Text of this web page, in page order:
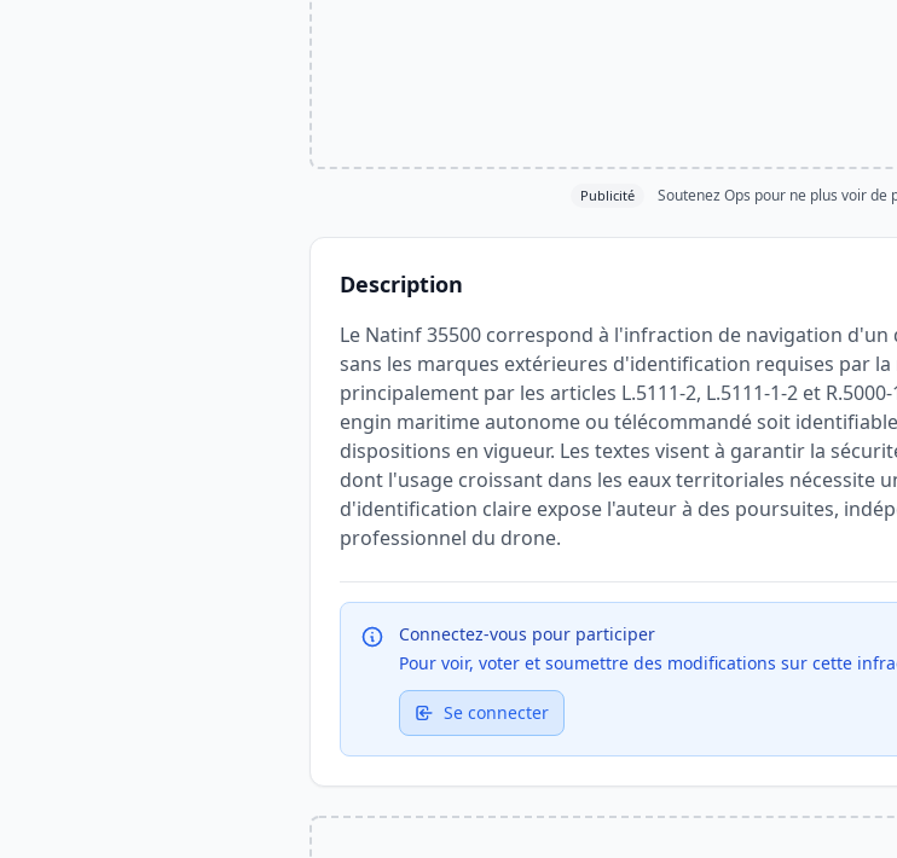
Publicité Soutenez Ops pour ne plus voir de
Description
Le Natinf 35500 correspond à l'infraction de navigation
sans les marques extérieures d'identification requises par
principalement par les articles L.5111-2, L.5111-1-2 et
engin maritime autonome ou télécommandé soit
dispositions en vigueur. Les textes visent à garantir la
dont l'usage croissant dans les eaux territoriales nécessite
d'identification claire expose l'auteur à des poursuites,
professionnel du drone.
Connectez-vous pour participer
Pour voir, voter et soumettre des modifications sur cette
Se connecter